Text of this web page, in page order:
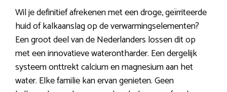
Wil je definitief afrekenen met een droge, geïrriteerde
huid of kalkaanslag op de verwarmingselementen?
Een groot deel van de Nederlanders lossen dit op
met een innovatieve waterontharder. Een dergelijk
systeem onttrekt calcium en magnesium aan het
water. Elke familie kan ervan genieten. Geen